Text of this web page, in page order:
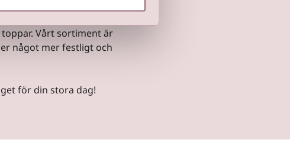
Vårt sortiment är
något mer festligt och
för din stora dag!